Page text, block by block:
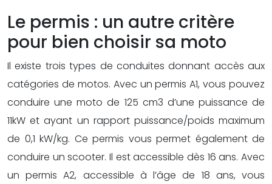
Le permis : un autre critère
pour bien choisir sa moto
Il existe trois types de conduites donnant accès aux
catégories de motos. Avec un permis A1, vous pouvez
conduire une moto de 125 cm3 d’une puissance de
11kW et ayant un rapport puissance/poids maximum
de 0,1 kW/kg. Ce permis vous permet également de
conduire un scooter. Il est accessible dès 16 ans. Avec
un permis A2, accessible à l’âge de 18 ans, vous